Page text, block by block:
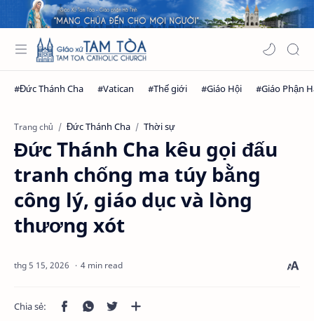
Trang chủ Đức Thánh Cha Thời sự
Đức Thánh Cha kêu gọi đấu
tranh chống ma túy bằng
công lý, giáo dục và lòng
thương xót
4 min read